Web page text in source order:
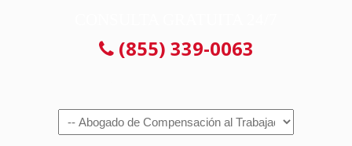
(855) 339-0063
Navigation